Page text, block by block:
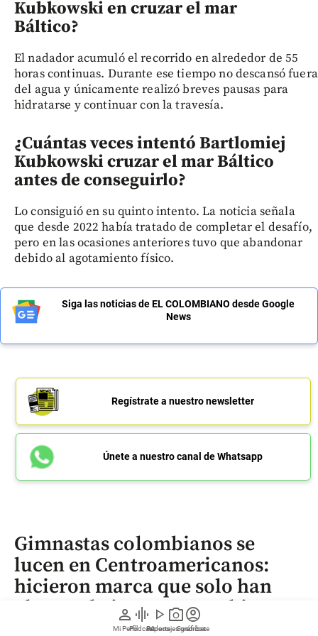
person
Mi Perfil
graphic_eq
Pódcast
play_arrow
Videos
photo_camera
Reportajes gráficos
account_circle
Suscríbete
Kubkowski en cruzar el mar
Báltico?
El nadador acumuló el recorrido en alrededor de 55
horas continuas. Durante ese tiempo no descansó fuera
del agua y únicamente realizó breves pausas para
hidratarse y continuar con la travesía.
¿Cuántas veces intentó Bartlomiej
Kubkowski cruzar el mar Báltico
antes de conseguirlo?
Lo consiguió en su quinto intento. La noticia señala
que desde 2022 había tratado de completar el desafío,
pero en las ocasiones anteriores tuvo que abandonar
debido al agotamiento físico.
Siga las noticias de EL COLOMBIANO desde Google
News
Regístrate a nuestro newsletter
Únete a nuestro canal de Whatsapp
Gimnastas colombianos se
lucen en Centroamericanos:
hicieron marca que solo han
alcanzado japoneses y chinos